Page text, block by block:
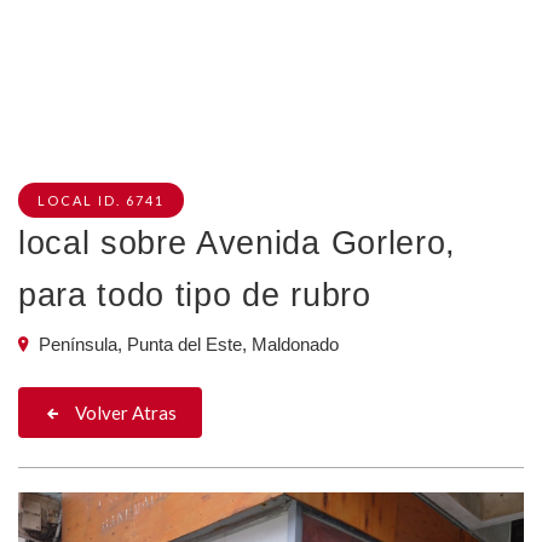
LOCAL ID. 6741
local sobre Avenida Gorlero,
para todo tipo de rubro
Península, Punta del Este, Maldonado
Volver Atras